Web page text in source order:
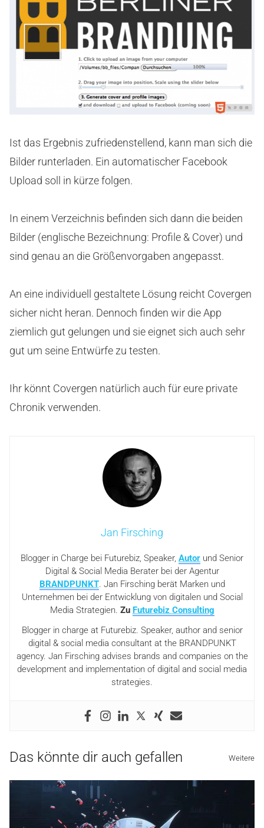
Ist das Ergebnis zufriedenstellend, kann man sich die
Bilder runterladen. Ein automatischer Facebook
Upload soll in kürze folgen.
In einem Verzeichnis befinden sich dann die beiden
Bilder (englische Bezeichnung: Profile & Cover) und
sind genau an die Größenvorgaben angepasst.
An eine individuell gestaltete Lösung reicht Covergen
sicher nicht heran. Dennoch finden wir die App
ziemlich gut gelungen und sie eignet sich auch sehr
gut um seine Entwürfe zu testen.
Ihr könnt Covergen natürlich auch für eure private
Chronik verwenden.
Jan Firsching
Blogger in Charge bei Futurebiz, Speaker, Autor und Senior
Digital & Social Media Berater bei der Agentur
BRANDPUNKT. Jan Firsching berät Marken und
Unternehmen bei der Entwicklung von digitalen und Social
Media Strategien. Zu Futurebiz Consulting
Blogger in charge at Futurebiz. Speaker, author and senior
digital & social media consultant at the BRANDPUNKT
agency. Jan Firsching advises brands and companies on the
development and implementation of digital and social media
strategies.
Das könnte dir auch gefallen Weitere